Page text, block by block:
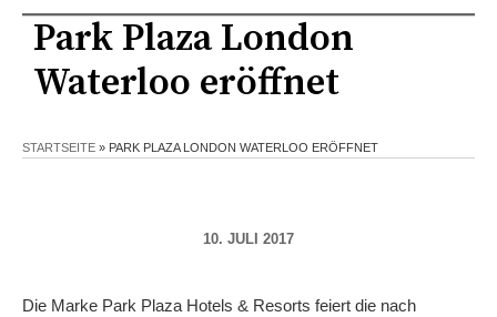
Park Plaza London
Waterloo eröffnet
STARTSEITE » PARK PLAZA LONDON WATERLOO ERÖFFNET
10. JULI 2017
Die Marke Park Plaza Hotels & Resorts feiert die nach